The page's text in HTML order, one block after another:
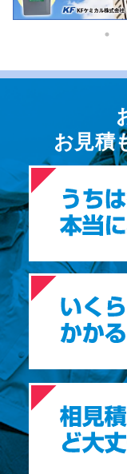
お⾒積